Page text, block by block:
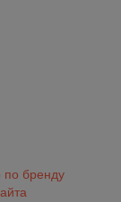
по бренду